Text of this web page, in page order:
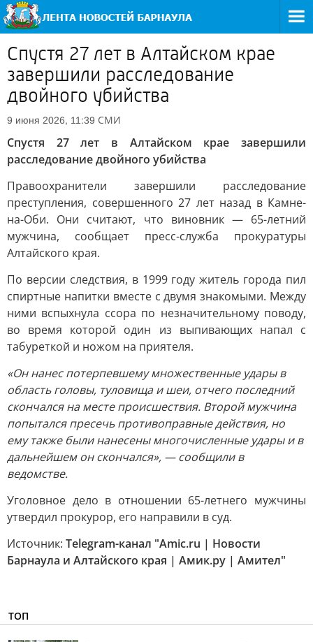
Спустя 27 лет в Алтайском крае
завершили расследование
двойного убийства
9 июня 2026, 11:39 СМИ
Спустя 27 лет в Алтайском крае завершили
расследование двойного убийства
Правоохранители завершили расследование
преступления, совершенного 27 лет назад в Камне-
на-Оби. Они считают, что виновник — 65-летний
мужчина, сообщает пресс-служба прокуратуры
Алтайского края.
По версии следствия, в 1999 году житель города пил
спиртные напитки вместе с двумя знакомыми. Между
ними вспыхнула ссора по незначительному поводу,
во время которой один из выпивающих напал с
табуреткой и ножом на приятеля.
«Он нанес потерпевшему множественные удары в
область головы, туловища и шеи, отчего последний
скончался на месте происшествия. Второй мужчина
попытался пресечь противоправные действия, но
ему также были нанесены многочисленные удары и в
дальнейшем он скончался», — сообщили в
ведомстве.
Уголовное дело в отношении 65-летнего мужчины
утвердил прокурор, его направили в суд.
Источник: Telegram-канал "Amic.ru | Новости
Барнаула и Алтайского края | Амик.ру | Амител"
ТОП